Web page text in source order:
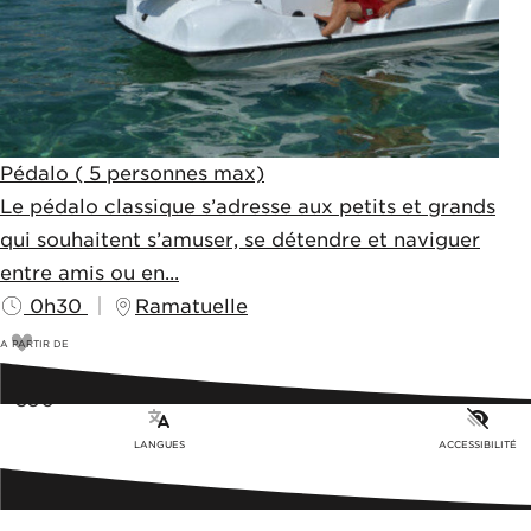
Pédalo ( 5 personnes max)
Le pédalo classique s’adresse aux petits et grands
qui souhaitent s’amuser, se détendre et naviguer
entre amis ou en...
0h30
Ramatuelle
A PARTIR DE
35€
LANGUES ACCESSIBILITÉ